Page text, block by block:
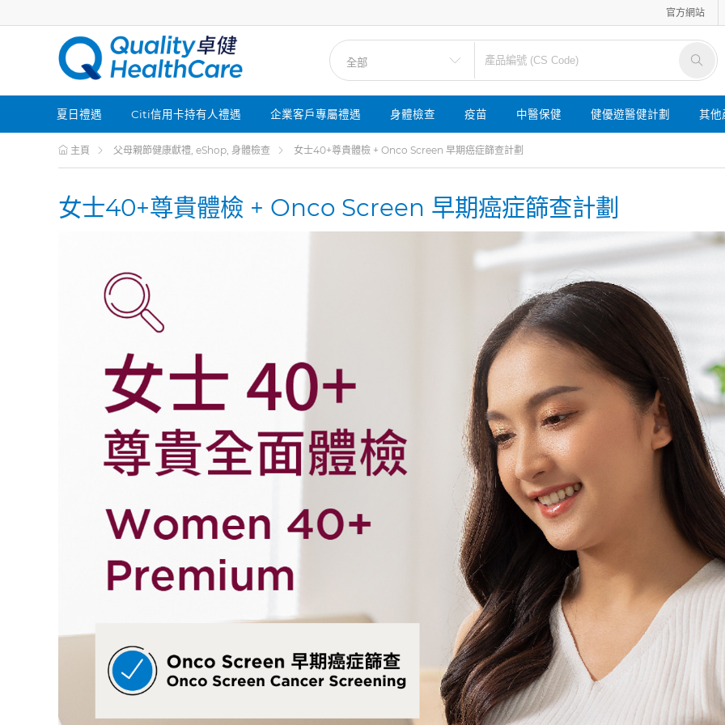
官方網站
夏日禮遇 Citi信用卡持有人禮遇 企業客戶專屬禮遇 身體檢查 疫苗 中醫保健 健優遊醫健計劃 其他
主頁 父母親節健康獻禮, eShop, 身體檢查 女士40+尊貴體檢 + Onco Screen 早期癌症篩查計劃
女士40+尊貴體檢 + Onco Screen 早期癌症篩查計劃